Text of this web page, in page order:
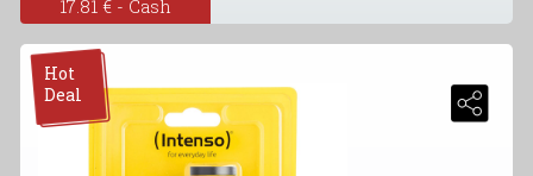
17.81 € - Cash
Hot
Deal